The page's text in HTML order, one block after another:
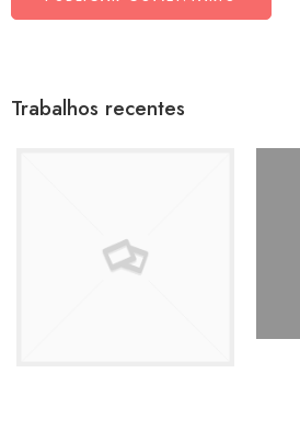
Trabalhos recentes